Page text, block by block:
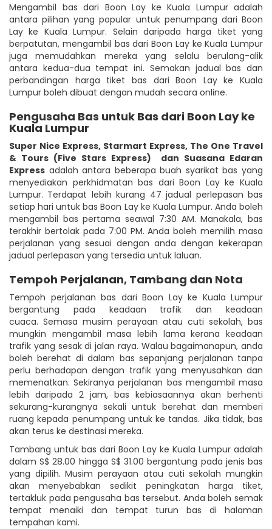
Mengambil bas dari Boon Lay ke Kuala Lumpur adalah
antara pilihan yang popular untuk penumpang dari Boon
Lay ke Kuala Lumpur. Selain daripada harga tiket yang
berpatutan, mengambil bas dari Boon Lay ke Kuala Lumpur
juga memudahkan mereka yang selalu berulang-alik
antara kedua-dua tempat ini. Semakan jadual bas dan
perbandingan harga tiket bas dari Boon Lay ke Kuala
Lumpur boleh dibuat dengan mudah secara online.
Pengusaha Bas untuk Bas dari Boon Lay ke
Kuala Lumpur
Super Nice Express, Starmart Express, The One Travel
& Tours (Five Stars Express)
dan Suasana Edaran
Express adalah antara beberapa buah syarikat bas yang
menyediakan perkhidmatan bas dari Boon Lay ke Kuala
Lumpur. Terdapat lebih kurang 47 jadual perlepasan bas
setiap hari untuk bas Boon Lay ke Kuala Lumpur. Anda boleh
mengambil bas pertama seawal 7:30 AM. Manakala, bas
terakhir bertolak pada 7:00 PM. Anda boleh memilih masa
perjalanan yang sesuai dengan anda dengan kekerapan
jadual perlepasan yang tersedia untuk laluan.
Tempoh Perjalanan, Tambang dan Nota
Tempoh perjalanan bas dari Boon Lay ke Kuala Lumpur
bergantung pada keadaan trafik dan keadaan
cuaca. Semasa musim perayaan atau cuti sekolah, bas
mungkin mengambil masa lebih lama kerana keadaan
trafik yang sesak di jalan raya. Walau bagaimanapun, anda
boleh berehat di dalam bas sepanjang perjalanan tanpa
perlu berhadapan dengan trafik yang menyusahkan dan
memenatkan. Sekiranya perjalanan bas mengambil masa
lebih daripada 2 jam, bas kebiasaannya akan berhenti
sekurang-kurangnya sekali untuk berehat dan memberi
ruang kepada penumpang untuk ke tandas. Jika tidak, bas
akan terus ke destinasi mereka.
Tambang untuk bas dari Boon Lay ke Kuala Lumpur adalah
dalam S$ 28.00 hingga S$ 31.00 bergantung pada jenis bas
yang dipilih. Musim perayaan atau cuti sekolah mungkin
akan menyebabkan sedikit peningkatan harga tiket,
tertakluk pada pengusaha bas tersebut. Anda boleh semak
tempat menaiki dan tempat turun bas di halaman
tempahan kami.